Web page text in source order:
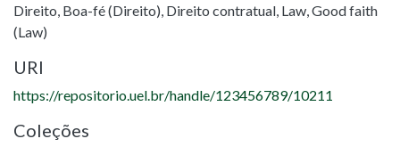
Direito, Boa-fé (Direito), Direito contratual, Law,Good faith
(Law)
URI
https://repositorio.uel.br/handle/123456789/10211
Coleções